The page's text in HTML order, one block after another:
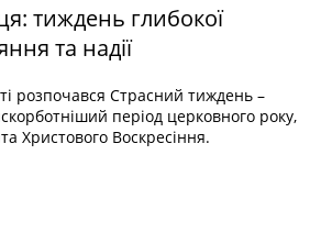
тиждень глибокої
та надії
розпочався Страсний тиждень –
період церковного року,
Христового Воскресіння.